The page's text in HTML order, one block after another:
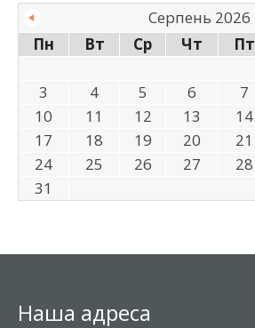
Серпень 2026
Пн
Вт Ср Чт Пт
3
4 5 6 7
10
11 12 13 14
17
18 19 20 21
24
25 26 27 28
31
Наша адреса